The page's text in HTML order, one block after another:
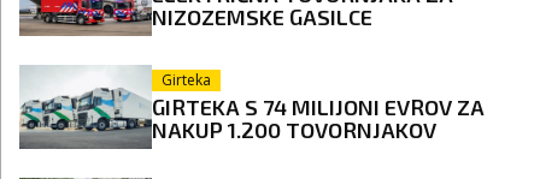
NIZOZEMSKE GASILCE
Girteka
GIRTEKA S 74 MILIJONI EVROV ZA
NAKUP 1.200 TOVORNJAKOV